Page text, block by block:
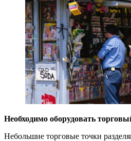
Необходимо оборудовать
Небольшие торговые точки